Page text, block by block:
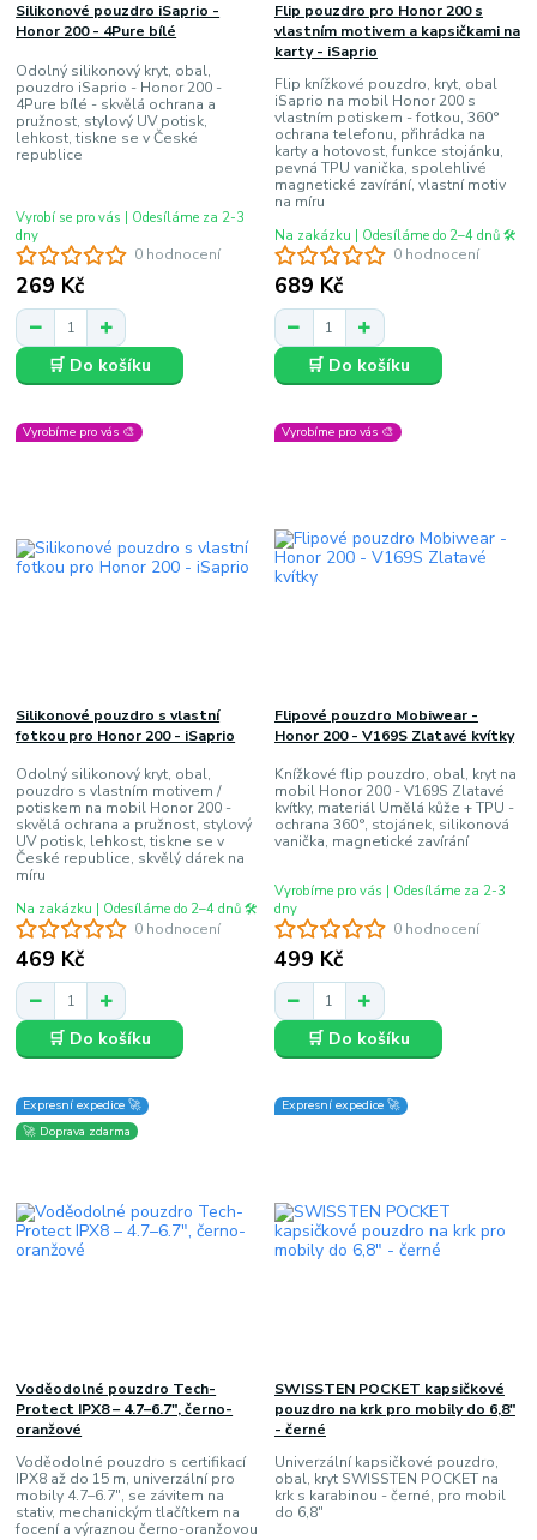
0 hodnocení
Silikonové pouzdro iSaprio -
Honor 200 - 4Pure bílé
Odolný silikonový kryt, obal,
pouzdro iSaprio - Honor 200 -
4Pure bílé - skvělá ochrana a
pružnost, stylový UV potisk,
lehkost, tiskne se v České
republice
269 Kč
Vyrobí se pro vás | Odesíláme za 2-3
dny
🛒 Do košíku
0 hodnocení
Flip pouzdro pro Honor 200 s
vlastním motivem a kapsičkami na
karty - iSaprio
Flip knížkové pouzdro, kryt, obal
iSaprio na mobil Honor 200 s
vlastním potiskem - fotkou, 360°
ochrana telefonu, přihrádka na
karty a hotovost, funkce stojánku,
pevná TPU vanička, spolehlivé
magnetické zavírání, vlastní motiv
na míru
689 Kč
Na zakázku | Odesíláme do 2–4 dnů 🛠️
🛒 Do košíku
Vyrobíme pro vás 🎨
0 hodnocení
Silikonové pouzdro s vlastní
fotkou pro Honor 200 - iSaprio
Odolný silikonový kryt, obal,
pouzdro s vlastním motivem /
potiskem na mobil Honor 200 -
skvělá ochrana a pružnost, stylový
UV potisk, lehkost, tiskne se v
České republice, skvělý dárek na
míru
469 Kč
Na zakázku | Odesíláme do 2–4 dnů 🛠️
🛒 Do košíku
Vyrobíme pro vás 🎨
0 hodnocení
Flipové pouzdro Mobiwear -
Honor 200 - V169S Zlatavé kvítky
Knížkové flip pouzdro, obal, kryt na
mobil Honor 200 - V169S Zlatavé
kvítky, materiál Umělá kůže + TPU -
ochrana 360°, stojánek, silikonová
vanička, magnetické zavírání
499 Kč
Vyrobíme pro vás | Odesíláme za 2-3
dny
🛒 Do košíku
Expresní expedice 🚀
🚀 Doprava zdarma
Voděodolné pouzdro Tech-
Protect IPX8 – 4.7–6.7", černo-
oranžové
Voděodolné pouzdro s certifikací
IPX8 až do 15 m, univerzální pro
mobily 4.7–6.7", se závitem na
stativ, mechanickým tlačítkem na
focení a výraznou černo-oranžovou
Expresní expedice 🚀
SWISSTEN POCKET kapsičkové
pouzdro na krk pro mobily do 6,8"
- černé
Univerzální kapsičkové pouzdro,
obal, kryt SWISSTEN POCKET na
krk s karabinou - černé, pro mobil
do 6,8"